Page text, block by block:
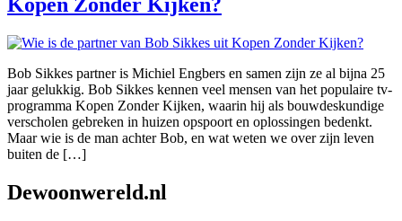
Bob Sikkes partner is Michiel Engbers en samen zijn ze al bijna 25
jaar gelukkig. Bob Sikkes kennen veel mensen van het populaire tv-
programma Kopen Zonder Kijken, waarin hij als bouwdeskundige
verscholen gebreken in huizen opspoort en oplossingen bedenkt.
Maar wie is de man achter Bob, en wat weten we over zijn leven
buiten de […]
Dewoonwereld.nl